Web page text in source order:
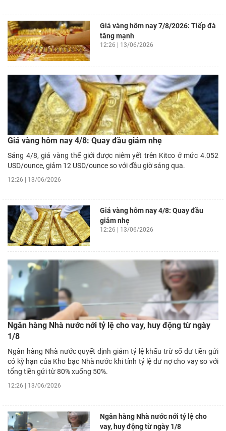
Giá vàng hôm nay 7/8/2026: Tiếp đà
tăng mạnh
12:26 | 13/06/2026
Giá vàng hôm nay 4/8: Quay đầu giảm nhẹ
Sáng 4/8, giá vàng thế giới được niêm yết trên Kitco ở mức 4.052
USD/ounce, giảm 12 USD/ounce so với đầu giờ sáng qua.
12:26 | 13/06/2026
Giá vàng hôm nay 4/8: Quay đầu
giảm nhẹ
12:26 | 13/06/2026
Ngân hàng Nhà nước nới tỷ lệ cho vay, huy động từ ngày
1/8
Ngân hàng Nhà nước quyết định giảm tỷ lệ khấu trừ số dư tiền gửi
có kỳ hạn của Kho bạc Nhà nước khi tính tỷ lệ dư nợ cho vay so với
tổng tiền gửi từ 80% xuống 50%.
12:26 | 13/06/2026
Ngân hàng Nhà nước nới tỷ lệ cho
vay, huy động từ ngày 1/8